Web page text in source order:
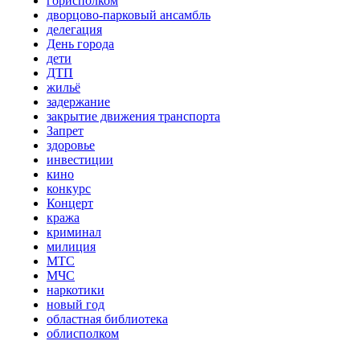
дворцово-парковый ансамбль
делегация
День города
дети
ДТП
жильё
задержание
закрытие движения транспорта
Запрет
здоровье
инвестиции
кино
конкурс
Концерт
кража
криминал
милиция
МТС
МЧС
наркотики
новый год
областная библиотека
облисполком